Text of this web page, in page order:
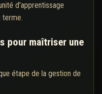
d'apprentissage
terme.
pour maîtriser une
étape de la gestion de